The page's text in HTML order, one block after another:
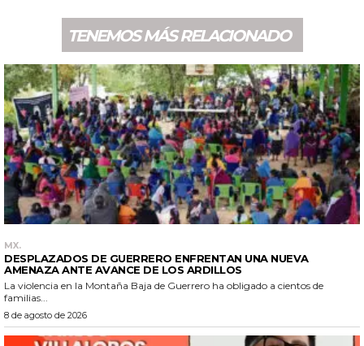
TENEMOS MÁS RELACIONADO
MX.
DESPLAZADOS DE GUERRERO ENFRENTAN UNA NUEVA
AMENAZA ANTE AVANCE DE LOS ARDILLOS
La violencia en la Montaña Baja de Guerrero ha obligado a cientos de
familias...
8 de agosto de 2026